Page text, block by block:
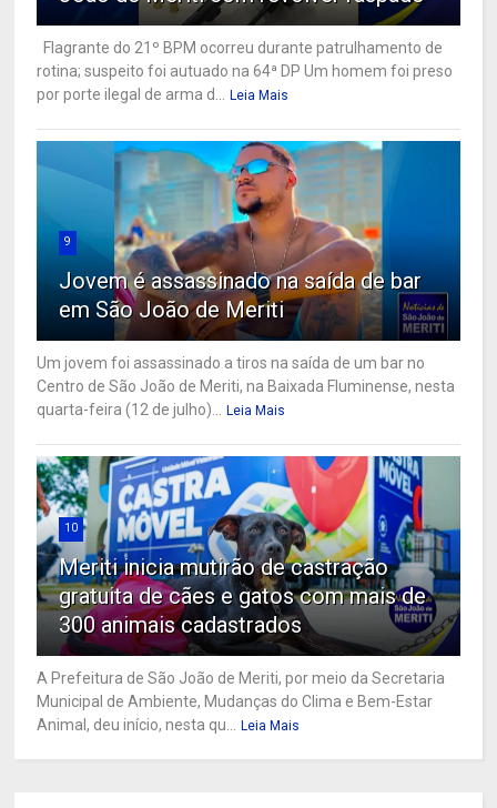
Flagrante do 21º BPM ocorreu durante patrulhamento de
rotina; suspeito foi autuado na 64ª DP Um homem foi preso
por porte ilegal de arma d...
Leia Mais
9
Jovem é assassinado na saída de bar
em São João de Meriti
Um jovem foi assassinado a tiros na saída de um bar no
Centro de São João de Meriti, na Baixada Fluminense, nesta
quarta-feira (12 de julho)...
Leia Mais
10
Meriti inicia mutirão de castração
gratuita de cães e gatos com mais de
300 animais cadastrados
A Prefeitura de São João de Meriti, por meio da Secretaria
Municipal de Ambiente, Mudanças do Clima e Bem-Estar
Animal, deu início, nesta qu...
Leia Mais